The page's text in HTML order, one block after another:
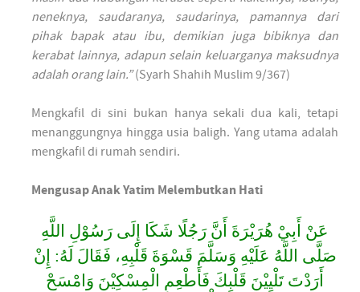
neneknya, saudaranya, saudarinya, pamannya dari
pihak bapak atau ibu, demikian juga bibiknya dan
kerabat lainnya, adapun selain keluarganya maksudnya
adalah orang lain.”(Syarh Shahih Muslim 9/367)
Mengkafil di sini bukan hanya sekali dua kali, tetapi
menanggungnya hingga usia baligh. Yang utama adalah
mengkafil di rumah sendiri.
Mengusap Anak Yatim Melembutkan Hati
ﻋَﻦْ ﺃَﺑِﻲْ ﻫُﺮَﻳْﺮَﺓَ ﺃَﻥَّ ﺭَﺟُﻠًﺎ ﺷَﻜَﺎ ﺇِﻟَﻰ ﺭَﺳُﻮْﻝِ ﺍﻟﻠَّﻪِ
ﺻَﻠَّﻰ ﺍﻟﻠَّﻪُ ﻋَﻠَﻴْﻪِ ﻭَﺳَﻠَّﻢَ ﻗَﺴْﻮَﺓَ ﻗَﻠْﺒِﻪِ، ﻓَﻘَﺎﻝَ ﻟَﻪُ: ﺇِﻥْ
ﺃَﺭَﺩْﺕَ ﺗَﻠْﻴِﻴْﻦَ ﻗَﻠْﺒِﻚَ ﻓَﺄَﻃْﻌِﻢِ ﺍﻟْﻤِﺴْﻜِﻴْﻦَ ﻭَﺍﻣْﺴَﺢْ